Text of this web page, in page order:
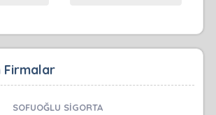
Firmalar
SOFUOĞLU SİGORTA